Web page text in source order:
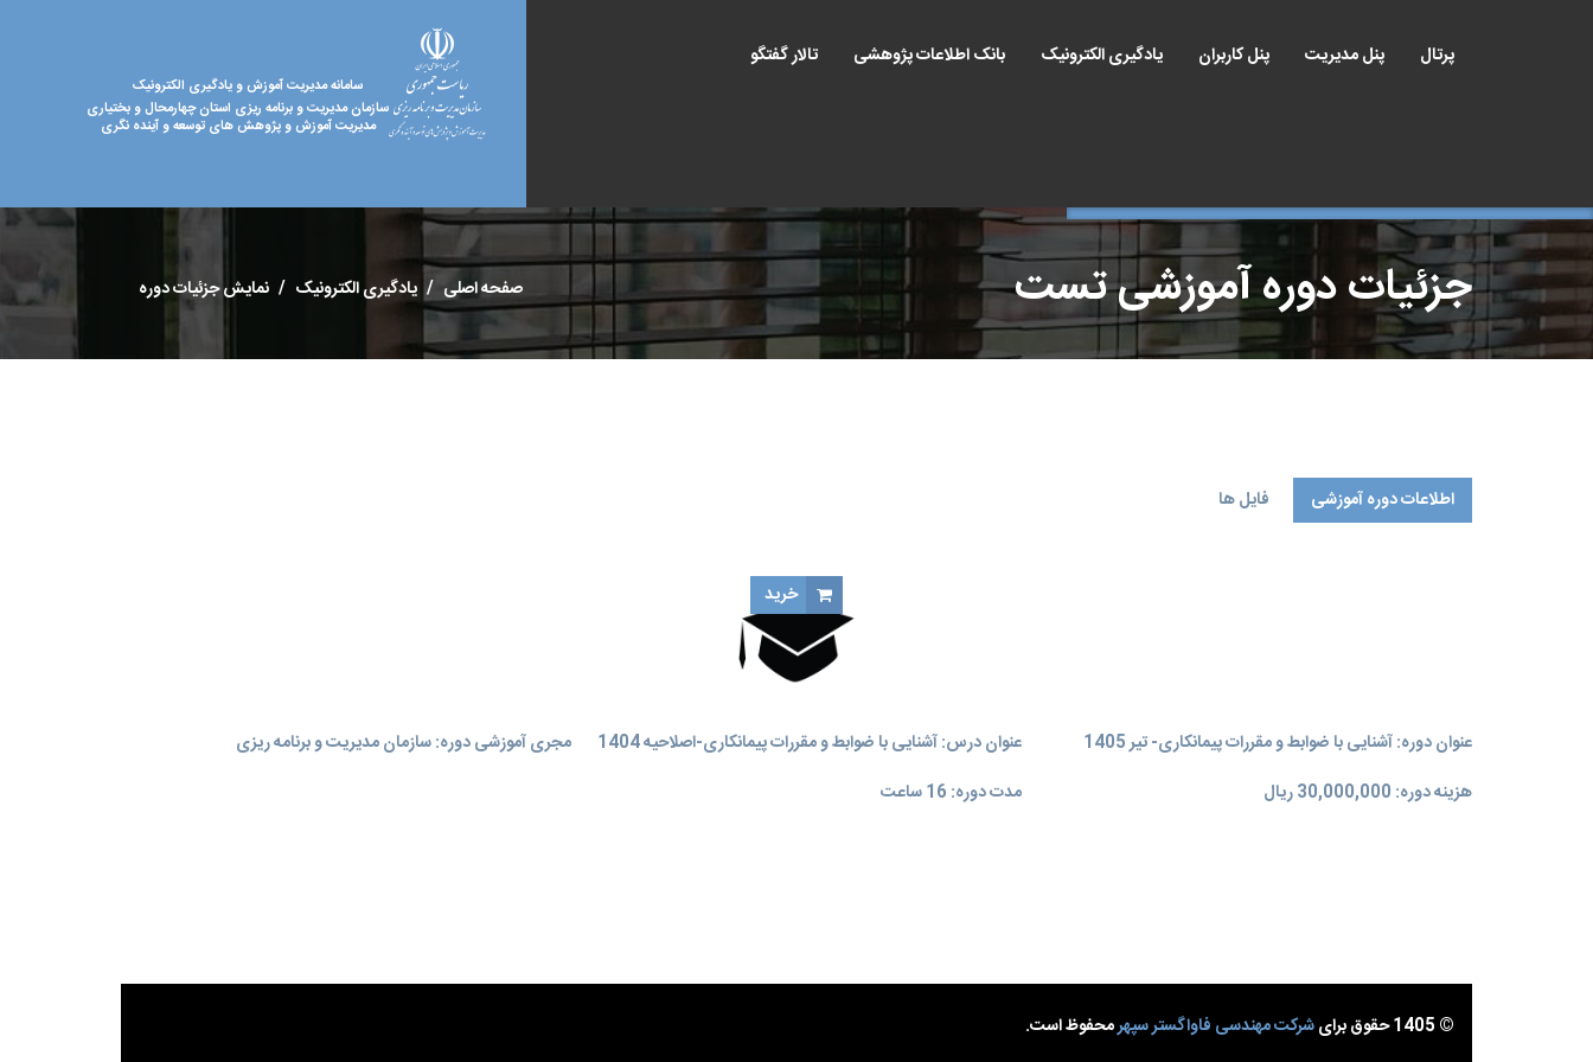
سامانه مدیریت آموزش و یادگیری الکترونیک
سازمان مدیریت و برنامه ریزی استان چهارمحال و بختیاری
مدیریت آموزش و پژوهش های توسعه و آینده نگری
پرتال پنل مدیریت پنل کاربران یادگیری الکترونیک بانک اطلاعات پژوهشی تالار گفتگو
جزئیات دوره آموزشی تست صفحه اصلی یادگیری الکترونیک نمایش جزئیات دوره
اطلاعات دوره آموزشی فایل ها
عنوان دوره: آشنایی با ضوابط و مقررات پیمانکاری- تیر 1405 عنوان درس: آشنایی با ضوابط و مقررات پیمانکاری-اصلاحیه 1404
مجری آموزشی دوره: سازمان مدیریت و برنامه‌ ریزی
هزینه دوره: 30,000,000 ریال
مدت دوره: 16 ساعت
خرید
© 1405 حقوق برای شرکت مهندسی فاواگستر سپهرمحفوظ است.